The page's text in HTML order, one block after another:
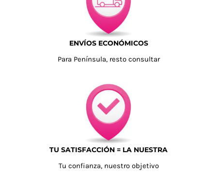
ENVÍOS ECONÓMICOS
Para Península, resto consultar
TU SATISFACCIÓN = LA NUESTRA
Tu confianza, nuestro objetivo